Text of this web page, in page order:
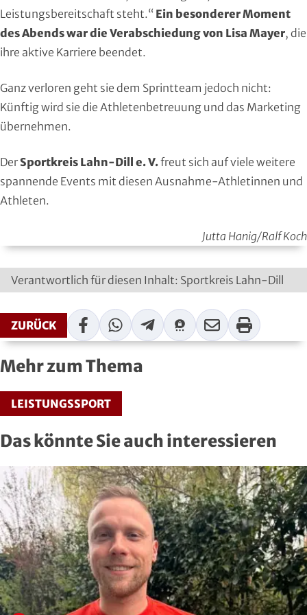
Leistungsbereitschaft steht.“ Ein besonderer Moment
des Abends war die Verabschiedung von Lisa Mayer, die
ihre aktive Karriere beendet.
Ganz verloren geht sie dem Sprintteam jedoch nicht:
Künftig wird sie die Athletenbetreuung und das Marketing
übernehmen.
DerSportkreis Lahn-Dill e. V.freut sich auf viele weitere
spannende Events mit diesen Ausnahme-Athletinnen und
Athleten.
Jutta Hanig/Ralf Koch
Verantwortlich für diesen Inhalt: Sportkreis Lahn-Dill
ZURÜCK FacebookWhatsAppTelegramThreema
Mail Print
Mehr zum Thema
LEISTUNGSSPORT
Das könnte Sie auch interessieren
Moderner Fünfkampf
Motorbootsport
Motorsport
Pferdesport
Pool-Billard
Rasenkraft- und Tauzieh-Sport
Ringen
Roll- und Inline-Sport
Rudern
Rugby
Schwimmen
Segeln
Skisport
Sportakrobatik